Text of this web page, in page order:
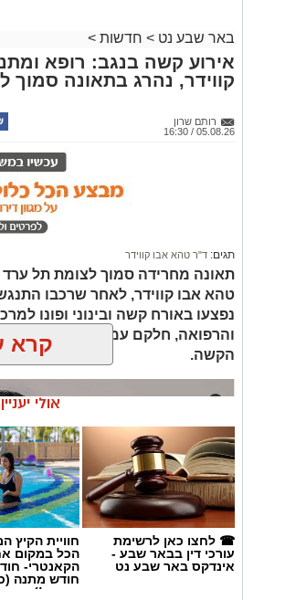
קרדיט: באר שבע נט
מתח שיא נרשם בשעה זו ברחבת עיריית
ממש כעת מחוץ לבניין העירייה, דקות
המועצה הטעונות ביותר שידעה העיר
דרישתם של חברי המועצה להדיח לאלתר
הגשת כתב האישום נגדו בגין תקיפת שני
​במקום נוכחים כוחות משטרה גדולים,
​מחנה התומכים: עומד מאחורי
מניפים שלטי תמיכה, רואים בו
עידוד, תוך שהם מכנים אותו "לוחם
באר שבע נט > חדשות >
אירוע קשה בנגב: רופא
קווידר, נהרג בתאונה סמוך
רותם שרון
05.08.26 / 16:30
תגים: ד"ר טהא אבו קווידר
תאונה מחרידה סמוך לצומת תל
טהא אבו קווידר, לאחר שרכבו
נפצעו באורח קשה ובינוני ופונו
והרפואה, חלקם עמיתיו לארגון
הקשה.
קרא
אולי
☎ לחצו כאן לרשימת
עורכי דין בבאר שבע -
אינדקס באר שבע נט
חוויית הקיץ
הכל במקום
הקאנטרי-
חודש מתנה
החגים!)